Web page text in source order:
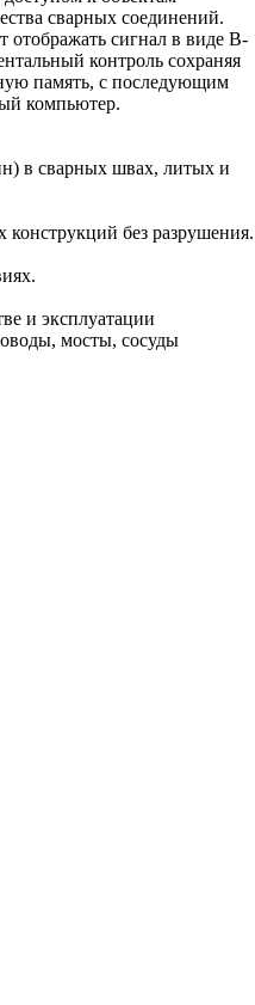
сварных соединений.
отображать сигнал в виде B-
контроль сохраняя
память, с последующим
компьютер.
в сварных швах, литых и
конструкций без разрушения.
и эксплуатации
мосты, сосуды